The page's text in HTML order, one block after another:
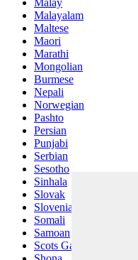
Malay
Malayalam
Maltese
Maori
Marathi
Mongolian
Burmese
Nepali
Norwegian
Pashto
Persian
Punjabi
Serbian
Sesotho
Sinhala
Slovak
Slovenian
Somali
Samoan
Scots Gaelic